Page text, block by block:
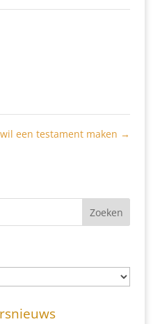
een testament maken →